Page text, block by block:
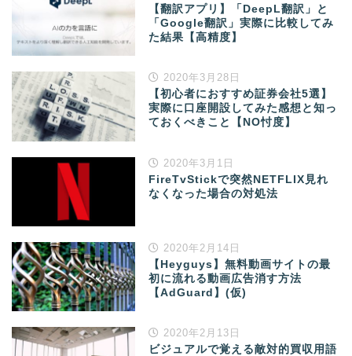
【翻訳アプリ】「DeepL翻訳」と
「Google翻訳」実際に比較してみ
た結果【高精度】
2020年3月28日
【初心者におすすめ証券会社5選】
実際に口座開設してみた感想と知っ
ておくべきこと【NO忖度】
2020年3月1日
FireTvStickで突然NETFLIX見れ
なくなった場合の対処法
2020年2月14日
【Heyguys】無料動画サイトの最
初に流れる動画広告消す方法
【AdGuard】(仮)
2020年2月13日
ビジュアルで覚える敵対的買収用語